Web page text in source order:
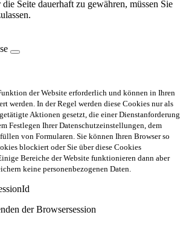
Seite dauerhaft zu gewähren, müssen Sie
der Website erforderlich und können in Ihren
werden. In der Regel werden diese Cookies nur als
Aktionen gesetzt, die einer Dienstanforderung
Festlegen Ihrer Datenschutzeinstellungen, dem
von Formularen. Sie können Ihren Browser so
blockiert oder Sie über diese Cookies
Bereiche der Website funktionieren dann aber
keine personenbezogenen Daten.
der Browsersession